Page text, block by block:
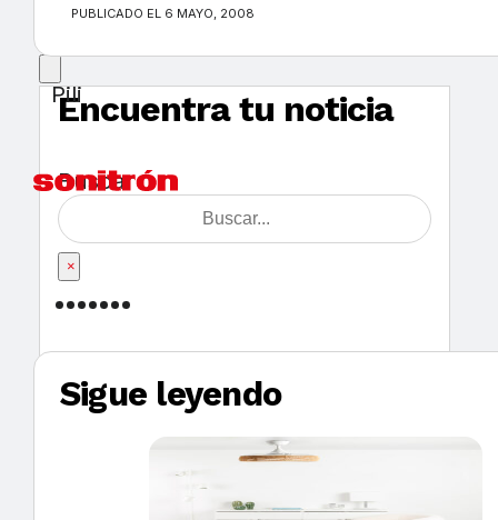
Encuentra tu noticia
Buscar
×
PUBLICADO EL 6 MAYO, 2008
Pili
Sigue leyendo